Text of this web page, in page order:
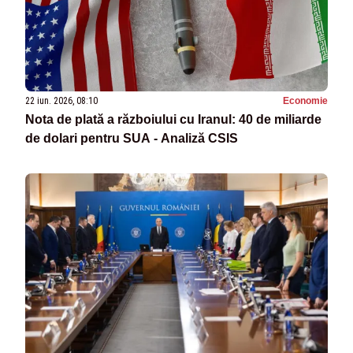
22 iun. 2026, 08:10 Economie
Nota de plată a războiului cu Iranul: 40 de miliarde
de dolari pentru SUA - Analiză CSIS